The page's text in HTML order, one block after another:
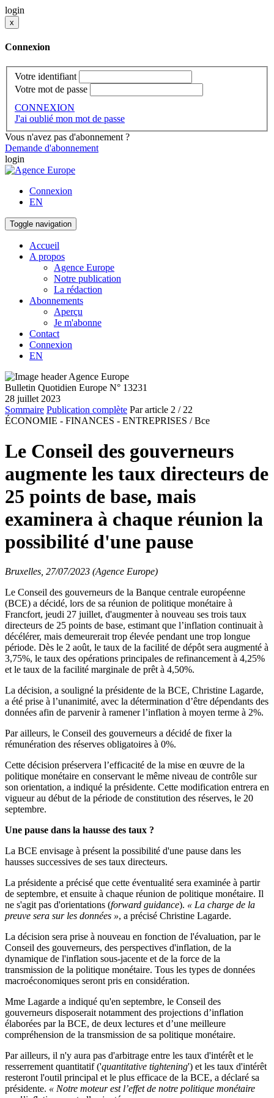
login
x
Connexion
Votre identifiant
Votre mot de passe
CONNEXION
J'ai oublié mon mot de passe
Vous n'avez pas d'abonnement ?
Demande d'abonnement
login
Connexion
EN
Toggle navigation
Accueil
A propos
Agence Europe
Notre publication
La rédaction
Abonnements
Aperçu
Je m'abonne
Contact
Connexion
EN
Bulletin Quotidien Europe N° 13231
28 juillet 2023
Sommaire Publication complète Par article 2 / 22
ÉCONOMIE - FINANCES - ENTREPRISES / Bce
Le Conseil des gouverneurs
augmente les taux directeurs de
25 points de base, mais
examinera à chaque réunion la
possibilité d'une pause
Bruxelles, 27/07/2023 (Agence Europe)
Le Conseil des gouverneurs de la Banque centrale européenne
(BCE) a décidé, lors de sa réunion de politique monétaire à
Francfort, jeudi 27 juillet, d'augmenter à nouveau ses trois taux
directeurs de 25 points de base, estimant que l’inflation continuait à
décélérer, mais demeurerait trop élevée pendant une trop longue
période. Dès le 2 août, le taux de la facilité de dépôt sera augmenté à
3,75%, le taux des opérations principales de refinancement à 4,25%
et le taux de la facilité marginale de prêt à 4,50%.
La décision, a souligné la présidente de la BCE, Christine Lagarde,
a été prise à l’unanimité, avec la détermination d’être dépendants des
données afin de parvenir à ramener l’inflation à moyen terme à 2%.
Par ailleurs, le Conseil des gouverneurs a décidé de fixer la
rémunération des réserves obligatoires à 0%.
Cette décision préservera l’efficacité de la mise en œuvre de la
politique monétaire en conservant le même niveau de contrôle sur
son orientation, a indiqué la présidente. Cette modification entrera en
vigueur au début de la période de constitution des réserves, le 20
septembre.
Une pause dans la hausse des taux ?
La BCE envisage à présent la possibilité d'une pause dans les
hausses successives de ses taux directeurs.
La présidente a précisé que cette éventualité sera examinée à partir
de septembre, et ensuite à chaque réunion de politique monétaire. Il
ne s'agit pas d'orientations (forward guidance). « La charge de la
preuve sera sur les données », a précisé Christine Lagarde.
La décision sera prise à nouveau en fonction de l'évaluation, par le
Conseil des gouverneurs, des perspectives d'inflation, de la
dynamique de l'inflation sous-jacente et de la force de la
transmission de la politique monétaire. Tous les types de données
macroéconomiques seront pris en considération.
Mme Lagarde a indiqué qu'en septembre, le Conseil des
gouverneurs disposerait notamment des projections d’inflation
élaborées par la BCE, de deux lectures et d’une meilleure
compréhension de la transmission de sa politique monétaire.
Par ailleurs, il n'y aura pas d'arbitrage entre les taux d'intérêt et le
resserrement quantitatif ('quantitative tightening') et les taux d'intérêt
resteront l'outil principal et le plus efficace de la BCE, a déclaré sa
présidente. « Notre moteur est l’effet de notre politique monétaire